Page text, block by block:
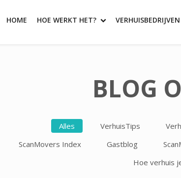
HOME HOE WERKT HET? VERHUISBEDRIJVEN
BLOG
Alles VerhuisTips
ScanMovers Index
Gastblog
Hoe verhuis